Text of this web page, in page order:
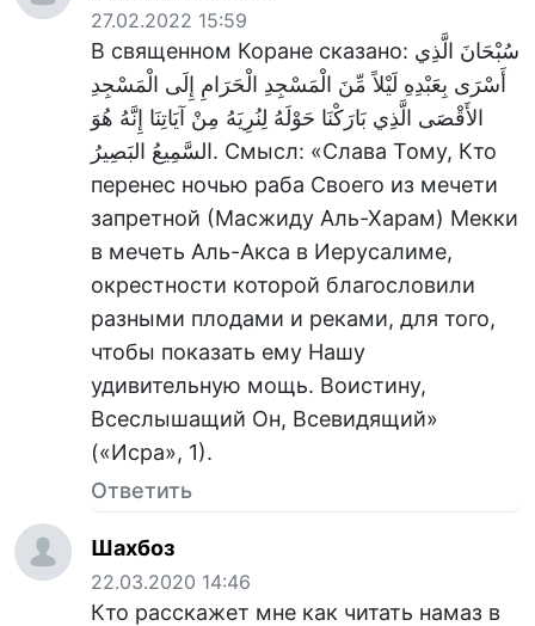
27.02.2022 15:59
В священном Коране сказано: سُبْحَانَ الَّذِي
أَسْرَى بِعَبْدِهِ لَيْلاً مِّنَ الْمَسْجِدِ الْحَرَامِ إِلَى الْمَسْجِدِ
الأَقْصَى الَّذِي بَارَكْنَا حَوْلَهُ لِنُرِيَهُ مِنْ آيَاتِنَا إِنَّهُ هُوَ
السَّمِيعُ البَصِيرُ. Смысл: «Слава Тому, Кто
перенес ночью раба Своего из мечети
запретной (Масжиду Аль-Харам) Мекки
в мечеть Аль-Акса в Иерусалиме,
окрестности которой благословили
разными плодами и реками, для того,
чтобы показать ему Нашу
удивительную мощь. Воистину,
Всеслышащий Он, Всевидящий»
(«Исра», 1).
Ответить
Шахбоз
22.03.2020 14:46
Кто расскажет мне как читать намаз в